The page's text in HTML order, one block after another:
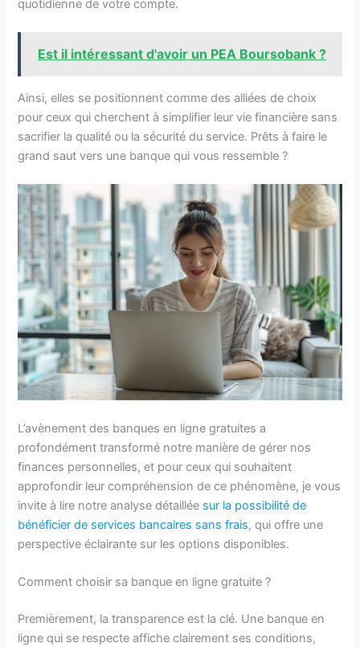
quotidienne de votre compte.
Est il intéressant d'avoir un PEA Boursobank ?
Ainsi, elles se positionnent comme des alliées de choix
pour ceux qui cherchent à simplifier leur vie financière sans
sacrifier la qualité ou la sécurité du service. Prêts à faire le
grand saut vers une banque qui vous ressemble ?
L’avènement des banques en ligne gratuites a
profondément transformé notre manière de gérer nos
finances personnelles, et pour ceux qui souhaitent
approfondir leur compréhension de ce phénomène, je vous
invite à lire notre analyse détaillée sur la possibilité de
bénéficier de services bancaires sans frais, qui offre une
perspective éclairante sur les options disponibles.
Comment choisir sa banque en ligne gratuite ?
Premièrement, la transparence est la clé. Une banque en
ligne qui se respecte affiche clairement ses conditions,